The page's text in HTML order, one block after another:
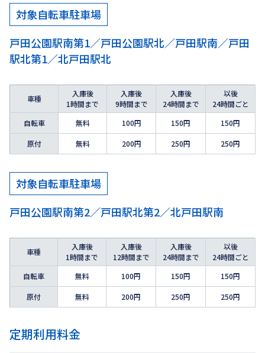
対象自転車駐車場
戸田公園駅南第1／戸田公園駅北／戸田駅南／戸田
駅北第1／北戸田駅北
車種
入庫後
1時間まで
入庫後
9時間まで
入庫後
24時間まで
以後
24時間ごと
自転車
無料 100円 150円 150円
原付 無料 200円 250円 250円
対象自転車駐車場
戸田公園駅南第2／戸田駅北第2／北戸田駅南
車種
入庫後
1時間まで
入庫後
12時間まで
入庫後
24時間まで
以後
24時間ごと
自転車
無料 100円 150円 150円
原付 無料 200円 250円 250円
定期利用料金